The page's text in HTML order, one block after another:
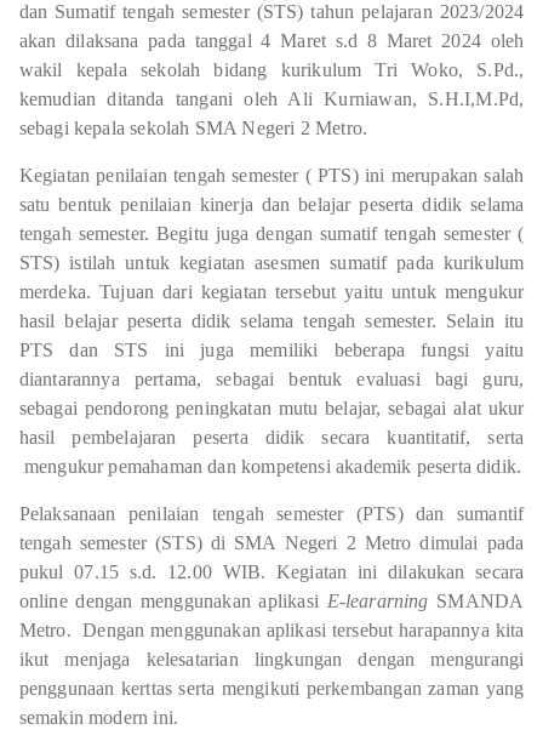
dan Sumatif tengah semester (STS) tahun pelajaran 2023/2024
akan dilaksana pada tanggal 4 Maret s.d 8 Maret 2024 oleh
wakil kepala sekolah bidang kurikulum Tri Woko, S.Pd.,
kemudian ditanda tangani oleh Ali Kurniawan, S.H.I,M.Pd,
sebagi kepala sekolah SMA Negeri 2 Metro.
Kegiatan penilaian tengah semester ( PTS) ini merupakan salah
satu bentuk penilaian kinerja dan belajar peserta didik selama
tengah semester. Begitu juga dengan sumatif tengah semester (
STS) istilah untuk kegiatan asesmen sumatif pada kurikulum
merdeka. Tujuan dari kegiatan tersebut yaitu untuk mengukur
hasil belajar peserta didik selama tengah semester. Selain itu
PTS dan STS ini juga memiliki beberapa fungsi yaitu
diantarannya pertama, sebagai bentuk evaluasi bagi guru,
sebagai pendorong peningkatan mutu belajar, sebagai alat ukur
hasil pembelajaran peserta didik secara kuantitatif, serta
mengukur pemahaman dan kompetensi akademik peserta didik.
Pelaksanaan penilaian tengah semester (PTS) dan sumantif
tengah semester (STS) di SMA Negeri 2 Metro dimulai pada
pukul 07.15 s.d. 12.00 WIB. Kegiatan ini dilakukan secara
online dengan menggunakan aplikasi E-leararning SMANDA
Metro.
Dengan menggunakan aplikasi tersebut harapannya kita
ikut menjaga kelesatarian lingkungan dengan mengurangi
penggunaan kerttas serta mengikuti perkembangan zaman yang
semakin modern ini.